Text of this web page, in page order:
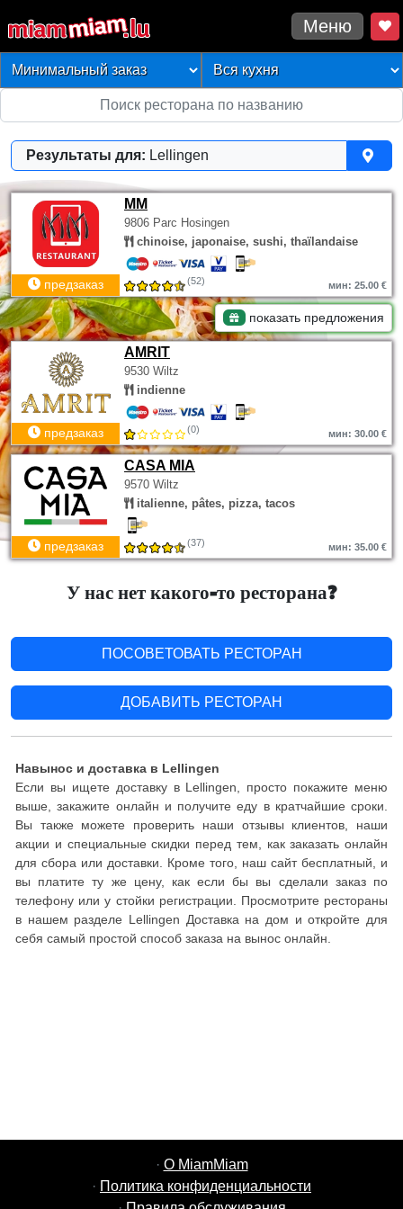
Меню
Результаты для: Lellingen
MM
9806 Parc Hosingen
chinoise, japonaise, sushi, thaïlandaise
предзаказ (52) мин: 25.00 €
показать предложения
AMRIT
9530 Wiltz
indienne
предзаказ (0) мин: 30.00 €
CASA MIA
9570 Wiltz
italienne, pâtes, pizza, tacos
предзаказ (37) мин: 35.00 €
У нас нет какого-то ресторана?
ПОСОВЕТОВАТЬ РЕСТОРАН
ДОБАВИТЬ РЕСТОРАН
Навынос и доставка в Lellingen
Если вы ищете доставку в Lellingen, просто покажите меню
выше, закажите онлайн и получите еду в кратчайшие сроки.
Вы также можете проверить наши отзывы клиентов, наши
акции и специальные скидки перед тем, как заказать онлайн
для сбора или доставки. Кроме того, наш сайт бесплатный, и
вы платите ту же цену, как если бы вы сделали заказ по
телефону или у стойки регистрации. Просмотрите рестораны
в нашем разделе Lellingen Доставка на дом и откройте для
себя самый простой способ заказа на вынос онлайн.
· О MiamMiam
· Политика конфиденциальности